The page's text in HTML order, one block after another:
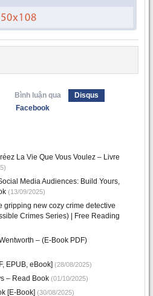
Bình luận qua
Disqus
Facebook
La Vie Que Vous Voulez – Livre
Media Audiences: Build Yours,
(13/09/2025)
gripping new cozy crime detective
Crimes Series) | Free Reading
– (E-Book PDF)
EPUB, eBook] (28/08/2025)
– Read Book (01/10/2025)
[E-Book] (30/08/2025)